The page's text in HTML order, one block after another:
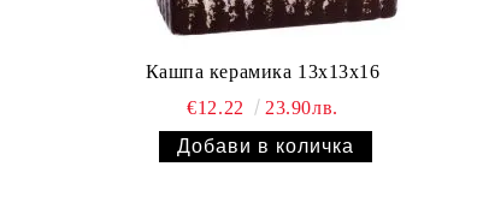
Кашпа керамика 13x13x16
€12.22
23.90лв.